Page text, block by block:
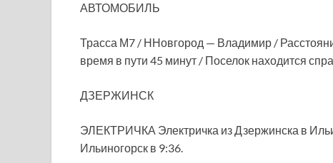
АВТОМОБИЛЬ
Трасса М7 / ННовгород — Владимир /
время в пути 45 минут / Поселок находится
ДЗЕРЖИНСК
ЭЛЕКТРИЧКА Электричка из Дзержинска в
Ильиногорск в 9:36.